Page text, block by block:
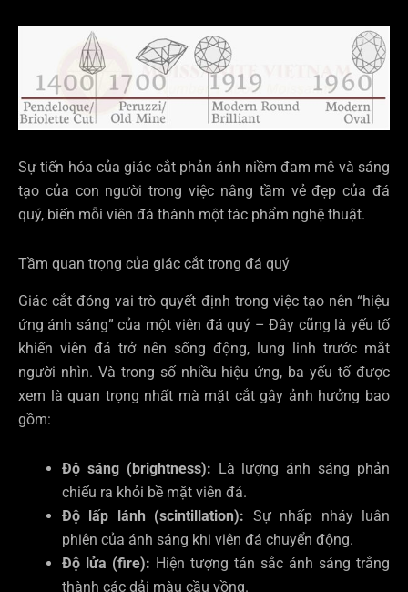
Sự tiến hóa của giác cắt phản ánh niềm đam mê và sáng
tạo của con người trong việc nâng tầm vẻ đẹp của đá
quý, biến mỗi viên đá thành một tác phẩm nghệ thuật.
Tầm quan trọng của giác cắt trong đá quý
Giác cắt đóng vai trò quyết định trong việc tạo nên “hiệu
ứng ánh sáng” của một viên đá quý – Đây cũng là yếu tố
khiến viên đá trở nên sống động, lung linh trước mắt
người nhìn. Và trong số nhiều hiệu ứng, ba yếu tố được
xem là quan trọng nhất mà mặt cắt gây ảnh hưởng bao
gồm:
Độ sáng (brightness): Là lượng ánh sáng phản
chiếu ra khỏi bề mặt viên đá.
Độ lấp lánh (scintillation): Sự nhấp nháy luân
phiên của ánh sáng khi viên đá chuyển động.
Độ lửa (fire): Hiện tượng tán sắc ánh sáng trắng
thành các dải màu cầu vồng.